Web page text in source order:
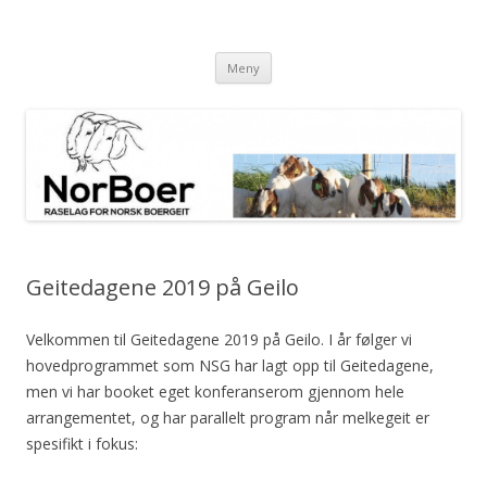
Meny
Geitedagene 2019 på Geilo
Velkommen til Geitedagene 2019 på Geilo. I år følger vi
hovedprogrammet som NSG har lagt opp til Geitedagene,
men vi har booket eget konferanserom gjennom hele
arrangementet, og har parallelt program når melkegeit er
spesifikt i fokus: